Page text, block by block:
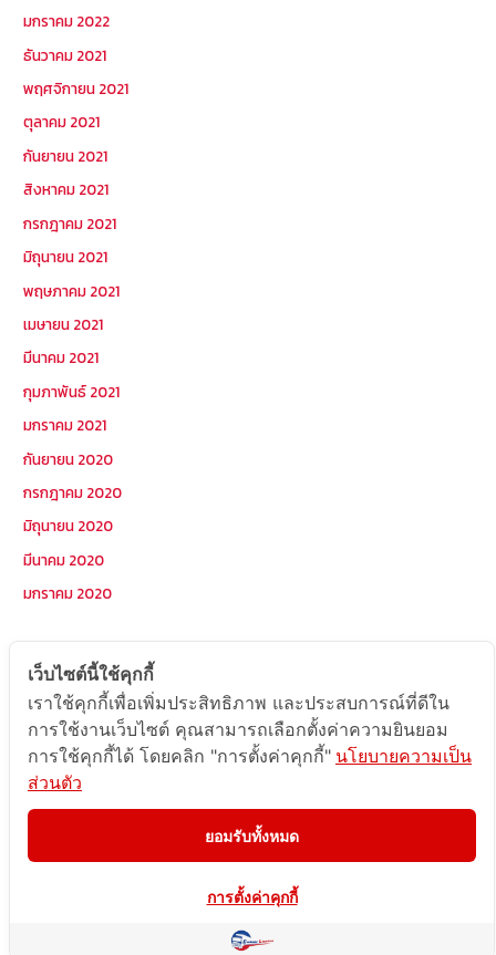
มกราคม 2022
ธันวาคม 2021
พฤศจิกายน 2021
ตุลาคม 2021
กันยายน 2021
สิงหาคม 2021
กรกฎาคม 2021
มิถุนายน 2021
พฤษภาคม 2021
เมษายน 2021
มีนาคม 2021
กุมภาพันธ์ 2021
มกราคม 2021
กันยายน 2020
กรกฎาคม 2020
มิถุนายน 2020
มีนาคม 2020
มกราคม 2020
หมวดหมู่
Postcode
TOPKEYWORD
บริการรับส่งสินค้าไปกัมพูชา
ผลงานส่งสินค้าไปกัมพูชา
ส่งสินค้ากัมพูชา1Uncategorized
เว็บไซต์นี้ใช้คุกกี้
เราใช้คุกกี้เพื่อเพิ่มประสิทธิภาพ และประสบการณ์ที่ดีใน
การใช้งานเว็บไซต์ คุณสามารถเลือกตั้งค่าความยินยอม
การใช้คุกกี้ได้ โดยคลิก "การตั้งค่าคุกกี้" นโยบายความเป็น
ส่วนตัว
ยอมรับทั้งหมด
การตั้งค่าคุกกี้